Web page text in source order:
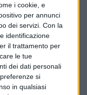
i cookie, e
per annunci
dei servizi. Con la
identificazione
il trattamento per
le tue
dei dati personali
si
in qualsiasi